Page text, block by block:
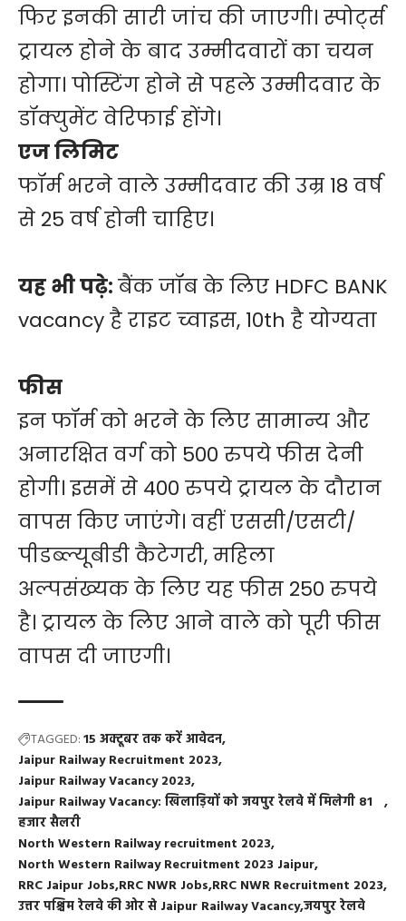
फिर इनकी सारी जांच की जाएगी। स्पोर्ट्स
ट्रायल होने के बाद उम्मीदवारों का चयन
होगा। पोस्टिंग होने से पहले उम्मीदवार के
डॉक्युमेंट वेरिफाई होंगे।
एज लिमिट
फॉर्म भरने वाले उम्मीदवार की उम्र 18 वर्ष
से 25 वर्ष होनी चाहिए।
यह भी पढ़े:बैंक जॉब के लिए HDFC BANK
vacancy है राइट च्वाइस, 10th है योग्यता
फीस
इन फॉर्म को भरने के लिए सामान्य और
अनारक्षित वर्ग को 500 रुपये फीस देनी
होगी। इसमें से 400 रुपये ट्रायल के दौरान
वापस किए जाएंगे। वहीं एससी/एसटी/
पीडब्ल्यूबीडी कैटेगरी, महिला
अल्पसंख्यक के लिए यह फीस 250 रुपये
है। ट्रायल के लिए आने वाले को पूरी फीस
वापस दी जाएगी।
TAGGED:15 अक्टूबर तक करें आवेदन
Jaipur Railway Recruitment 2023
Jaipur Railway Vacancy 2023
Jaipur Railway Vacancy: खिलाड़ियों को जयपुर रेलवे में मिलेगी 81
हजार सैलरी
North Western Railway recruitment 2023
North Western Railway Recruitment 2023 Jaipur
RRC Jaipur Jobs RRC NWR Jobs RRC NWR Recruitment 2023
उत्तर पश्चिम रेलवे की ओर से Jaipur Railway Vacancyजयपुर रेलवे